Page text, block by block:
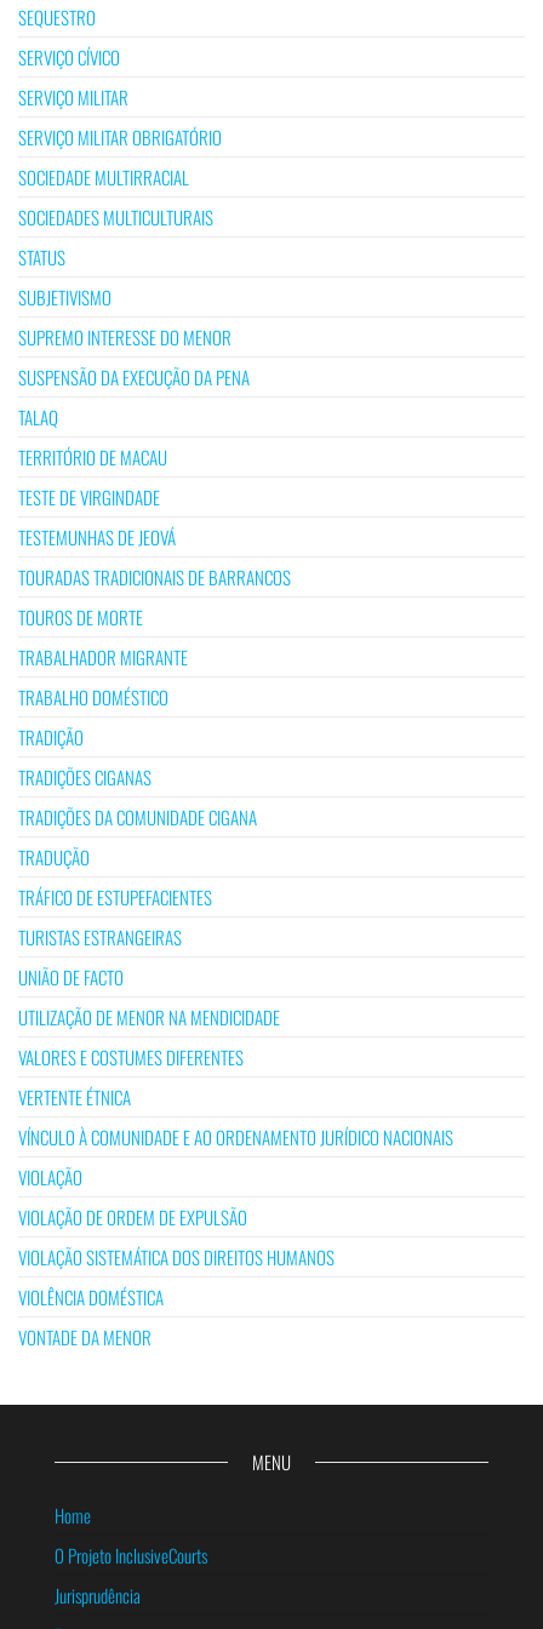
SEQUESTRO
SERVIÇO CÍVICO
SERVIÇO MILITAR
SERVIÇO MILITAR OBRIGATÓRIO
SOCIEDADE MULTIRRACIAL
SOCIEDADES MULTICULTURAIS
STATUS
SUBJETIVISMO
SUPREMO INTERESSE DO MENOR
SUSPENSÃO DA EXECUÇÃO DA PENA
TALAQ
TERRITÓRIO DE MACAU
TESTE DE VIRGINDADE
TESTEMUNHAS DE JEOVÁ
TOURADAS TRADICIONAIS DE BARRANCOS
TOUROS DE MORTE
TRABALHADOR MIGRANTE
TRABALHO DOMÉSTICO
TRADIÇÃO
TRADIÇÕES CIGANAS
TRADIÇÕES DA COMUNIDADE CIGANA
TRADUÇÃO
TRÁFICO DE ESTUPEFACIENTES
TURISTAS ESTRANGEIRAS
UNIÃO DE FACTO
UTILIZAÇÃO DE MENOR NA MENDICIDADE
VALORES E COSTUMES DIFERENTES
VERTENTE ÉTNICA
VÍNCULO À COMUNIDADE E AO ORDENAMENTO JURÍDICO NACIONAIS
VIOLAÇÃO
VIOLAÇÃO DE ORDEM DE EXPULSÃO
VIOLAÇÃO SISTEMÁTICA DOS DIREITOS HUMANOS
VIOLÊNCIA DOMÉSTICA
VONTADE DA MENOR
MENU
Home
O Projeto InclusiveCourts
Jurisprudência